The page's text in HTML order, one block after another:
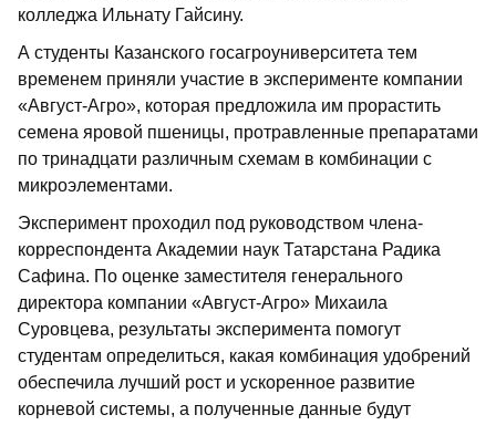
колледжа Ильнату Гайсину.
А студенты Казанского гос­агроуниверситета тем
временем приняли участие в эксперименте компании
«Август-Агро», которая предложила им прорастить
семена яровой пшеницы, протравленные препаратами
по тринадцати различным схемам в комбинации с
микроэлементами.
Эксперимент проходил под руководством члена-
корреспондента Академии наук Татарстана Радика
Сафина. По оценке заместителя генерального
директора компании «Август-Агро» Михаила
Суровцева, результаты эксперимента помогут
студентам определиться, какая комбинация удобрений
обеспечила лучший рост и ускоренное развитие
корневой системы, а полученные данные будут